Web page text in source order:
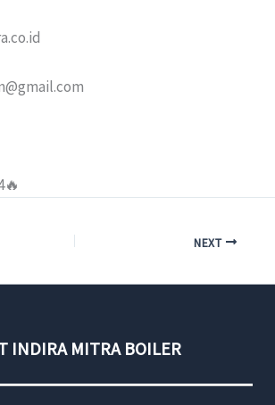
NEXT
INDIRA MITRA BOILER